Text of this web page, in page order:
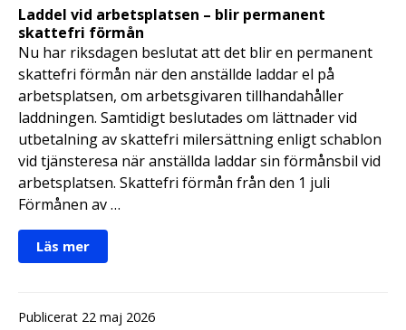
Laddel vid arbetsplatsen – blir permanent
skattefri förmån
Nu har riksdagen beslutat att det blir en permanent
skattefri förmån när den anställde laddar el på
arbetsplatsen, om arbetsgivaren tillhandahåller
laddningen. Samtidigt beslutades om lättnader vid
utbetalning av skattefri milersättning enligt schablon
vid tjänsteresa när anställda laddar sin förmånsbil vid
arbetsplatsen. Skattefri förmån från den 1 juli
Förmånen av …
Läs mer
Publicerat 22 maj 2026